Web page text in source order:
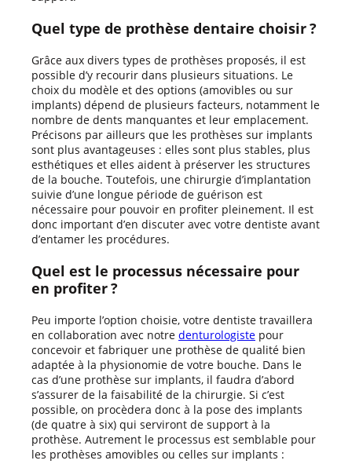
Quel type de prothèse dentaire choisir ?
Grâce aux divers types de prothèses proposés, il est
possible d’y recourir dans plusieurs situations. Le
choix du modèle et des options (amovibles ou sur
implants) dépend de plusieurs facteurs, notamment le
nombre de dents manquantes et leur emplacement.
Précisons par ailleurs que les prothèses sur implants
sont plus avantageuses : elles sont plus stables, plus
esthétiques et elles aident à préserver les structures
de la bouche. Toutefois, une chirurgie d’implantation
suivie d’une longue période de guérison est
nécessaire pour pouvoir en profiter pleinement. Il est
donc important d’en discuter avec votre dentiste avant
d’entamer les procédures.
Quel est le processus nécessaire pour
en profiter ?
Peu importe l’option choisie, votre dentiste travaillera
en collaboration avec notre denturologiste pour
concevoir et fabriquer une prothèse de qualité bien
adaptée à la physionomie de votre bouche. Dans le
cas d’une prothèse sur implants, il faudra d’abord
s’assurer de la faisabilité de la chirurgie. Si c’est
possible, on procèdera donc à la pose des implants
(de quatre à six) qui serviront de support à la
prothèse. Autrement le processus est semblable pour
les prothèses amovibles ou celles sur implants :